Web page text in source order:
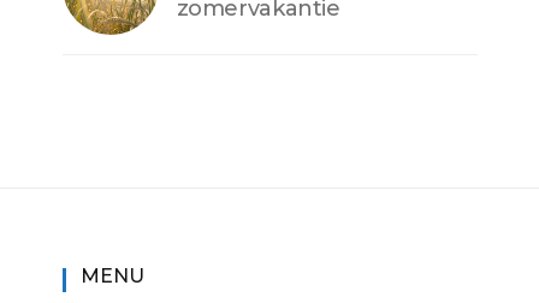
zomervakantie
MENU